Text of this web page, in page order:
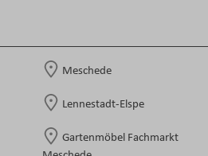
Meschede
Lennestadt-Elspe
Gartenmöbel Fachmarkt